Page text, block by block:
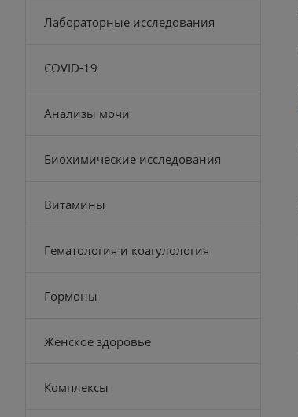
Лабораторные исследования
COVID-19
Анализы мочи
Биохимические исследования
Витамины
Гематология и коагулология
Гормоны
Женское здоровье
Комплексы